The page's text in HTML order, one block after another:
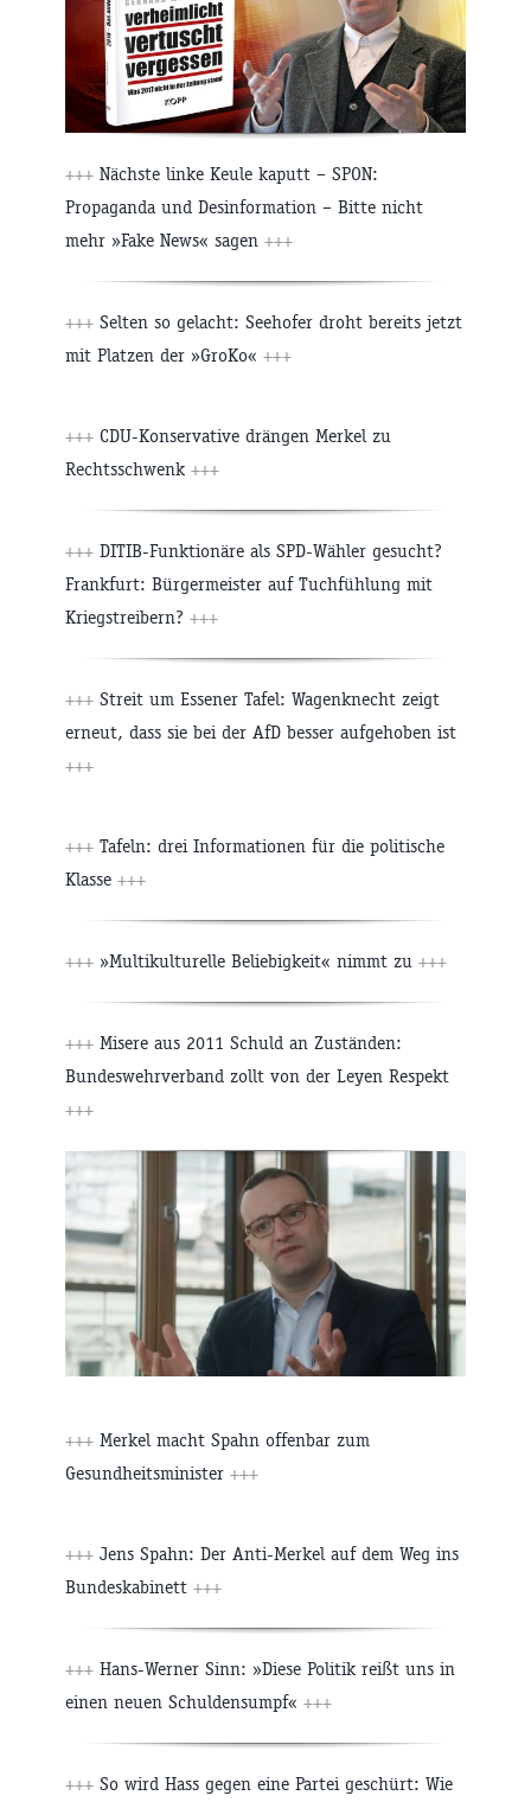
+++ Nächste linke Keule kaputt – SPON:
Propaganda und Desinformation – Bitte nicht
mehr »Fake News« sagen +++
+++ Selten so gelacht: Seehofer droht bereits jetzt
mit Platzen der »GroKo« +++
+++ CDU-Konservative drängen Merkel zu
Rechtsschwenk +++
+++ DITIB-Funktionäre als SPD-Wähler gesucht?
Frankfurt: Bürgermeister auf Tuchfühlung mit
Kriegstreibern? +++
+++ Streit um Essener Tafel: Wagenknecht zeigt
erneut, dass sie bei der AfD besser aufgehoben ist
+++
+++ Tafeln: drei Informationen für die politische
Klasse +++
+++ »Multikulturelle Beliebigkeit« nimmt zu +++
+++ Misere aus 2011 Schuld an Zuständen:
Bundeswehrverband zollt von der Leyen Respekt
+++
+++ Merkel macht Spahn offenbar zum
Gesundheitsminister +++
+++ Jens Spahn: Der Anti-Merkel auf dem Weg ins
Bundeskabinett +++
+++ Hans-Werner Sinn: »Diese Politik reißt uns in
einen neuen Schuldensumpf« +++
+++ So wird Hass gegen eine Partei geschürt: Wie